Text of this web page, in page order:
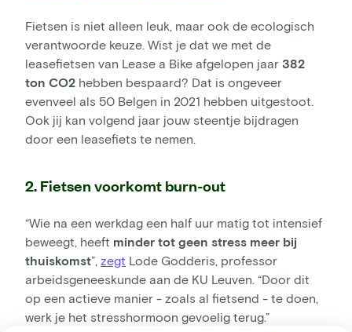
Fietsen is niet alleen leuk, maar ook de ecologisch
verantwoorde keuze. Wist je dat we met de
leasefietsen van Lease a Bike afgelopen jaar 382
ton CO2 hebben bespaard? Dat is ongeveer
evenveel als 50 Belgen in 2021 hebben uitgestoot.
Ook jij kan volgend jaar jouw steentje bijdragen
door een leasefiets te nemen.
2. Fietsen voorkomt burn-out
“Wie na een werkdag een half uur matig tot intensief
beweegt, heeft minder tot geen stress meer bij
thuiskomst”, zegt Lode Godderis, professor
arbeidsgeneeskunde aan de KU Leuven. “Door dit
op een actieve manier - zoals al fietsend - te doen,
werk je het stresshormoon gevoelig terug.”